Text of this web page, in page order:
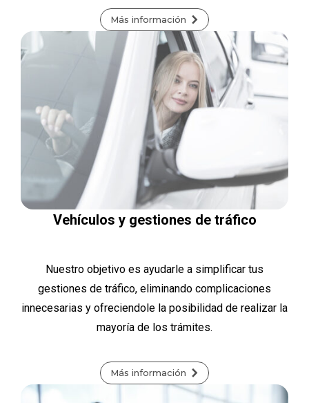
Más información
Vehículos y gestiones de tráfico
Nuestro objetivo es ayudarle a simplificar tus
gestiones de tráfico, eliminando complicaciones
innecesarias y ofreciendole la posibilidad de realizar la
mayoría de los trámites.
Más información